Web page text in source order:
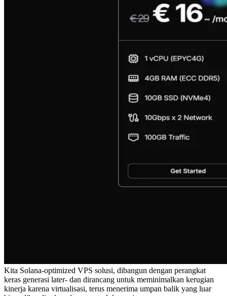
Kita Solana-optimized VPS solusi, dibangun dengan perangkat
keras generasi later- dan dirancang untuk meminimalkan kerugian
kinerja karena virtualisasi, terus menerima umpan balik yang luar